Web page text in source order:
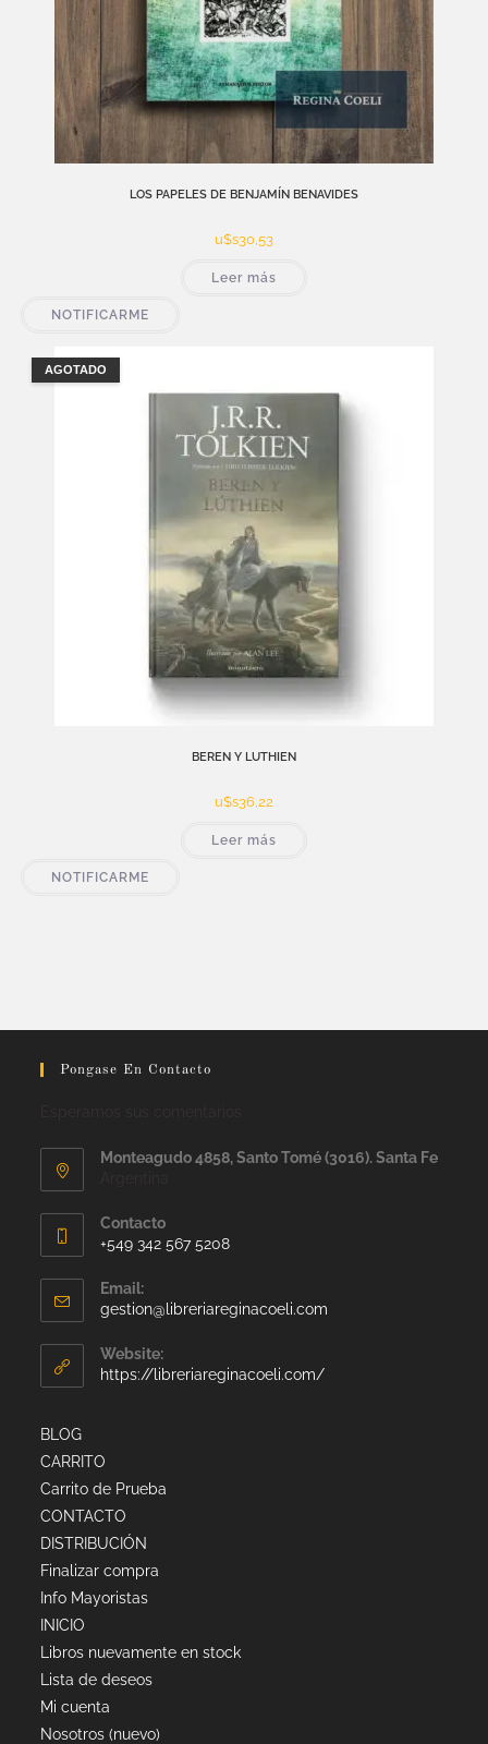
LOS PAPELES DE BENJAMÍN BENAVIDES
u$s30,53
Leer más
NOTIFICARME
AGOTADO
BEREN Y LUTHIEN
u$s36,22
Leer más
NOTIFICARME
Pongase En Contacto
Monteagudo 4858, Santo Tomé (3016). Santa Fe
Contacto
+549 342 567 5208
Email:
gestion@libreriareginacoeli.com
Website:
https://libreriareginacoeli.com/
BLOG
CARRITO
Carrito de Prueba
CONTACTO
DISTRIBUCIÓN
Finalizar compra
Info Mayoristas
INICIO
Libros nuevamente en stock
Lista de deseos
Mi cuenta
Nosotros (nuevo)